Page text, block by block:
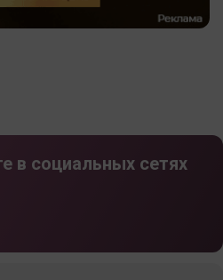
в социальных сетях